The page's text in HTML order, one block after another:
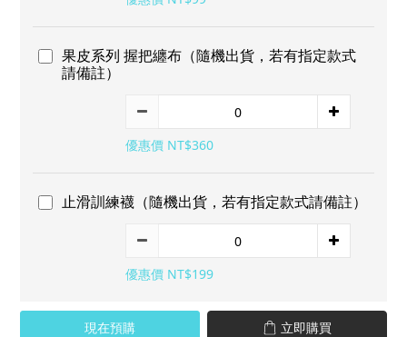
果皮系列 握把纏布（隨機出貨，若有指定款式
請備註）
優惠價 NT$360
止滑訓練襪（隨機出貨，若有指定款式請備註）
優惠價 NT$199
現在預購 立即購買